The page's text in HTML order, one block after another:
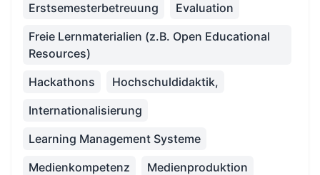
Erstsemesterbetreuung
Evaluation
Freie Lernmaterialien (z.B. Open Educational
Resources)
Hackathons
Hochschuldidaktik,
Internationalisierung
Learning Management Systeme
Medienkompetenz
Medienproduktion